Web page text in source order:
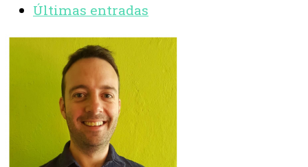
Últimas entradas